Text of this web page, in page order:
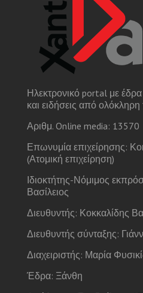
Ηλεκτρονικό portal με
και ειδήσεις από
Αριθμ. Online media: 13570
Επωνυμία επιχείρησης:
(Ατομική επιχείρηση)
Ιδιοκτήτης-Νόμιμος
Βασίλειος
Διευθυντής: Κοκκαλίδης
Διευθυντής σύνταξης:
Διαχειριστής: Μαρία
Έδρα: Ξάνθη